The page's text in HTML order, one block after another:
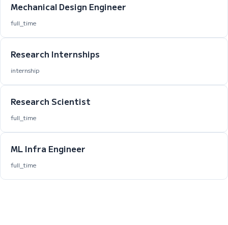
Mechanical Design Engineer
full_time
Research Internships
internship
Research Scientist
full_time
ML Infra Engineer
full_time